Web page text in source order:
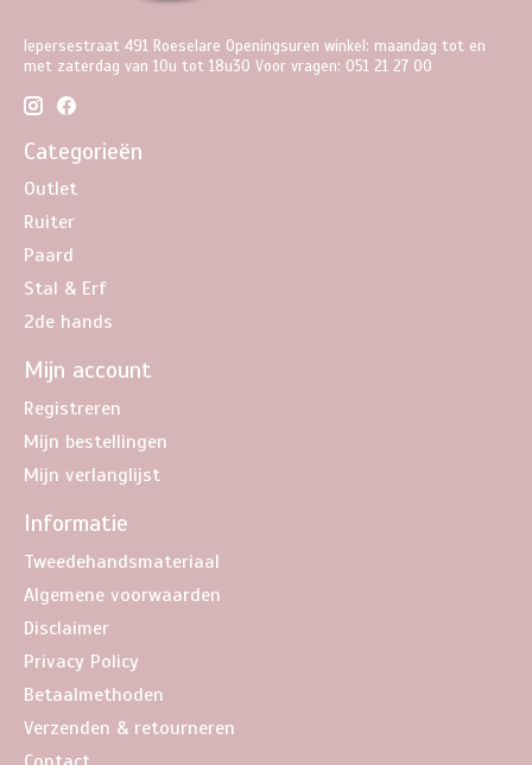
Iepersestraat 491 Roeselare Openingsuren winkel: maandag tot en
met zaterdag van 10u tot 18u30 Voor vragen: 051 21 27 00
Categorieën
Outlet
Ruiter
Paard
Stal & Erf
2de hands
Mijn account
Registreren
Mijn bestellingen
Mijn verlanglijst
Informatie
Tweedehandsmateriaal
Algemene voorwaarden
Disclaimer
Privacy Policy
Betaalmethoden
Verzenden & retourneren